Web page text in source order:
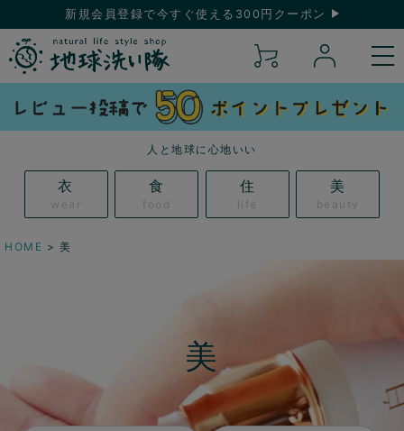
新規会員登録で今すぐ使える300円クーポン
人と地球に心地いい
衣
wear
食
food
住
life
美
beauty
HOME 美
美